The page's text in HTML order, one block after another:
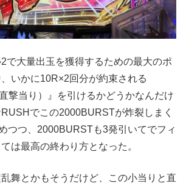
で大量出玉を獲得するための最大のポ
いかに10R×2回分が約束される
撃当り）』を引けるかどうかなんだけ
でこの2000BURSTが炸裂しまく
つつ、2000BURSTも3発引いてでフィ
は最高の終わり方となった。
舞とかもそうだけど、この小当りと直